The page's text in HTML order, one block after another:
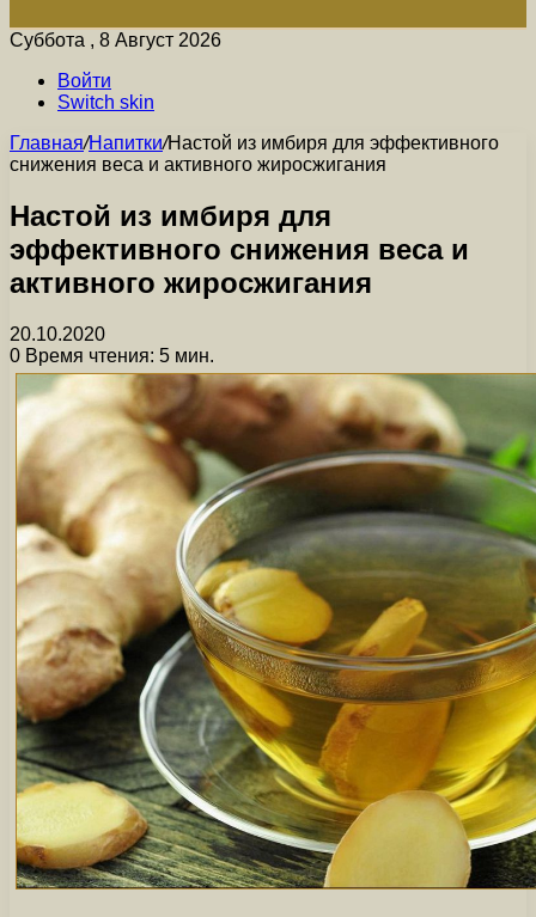
Суббота , 8 Август 2026
Войти
Switch skin
Главная/Напитки/Настой из имбиря для эффективного
снижения веса и активного жиросжигания
Настой из имбиря для
эффективного снижения веса и
активного жиросжигания
20.10.2020
0 Время чтения: 5 мин.